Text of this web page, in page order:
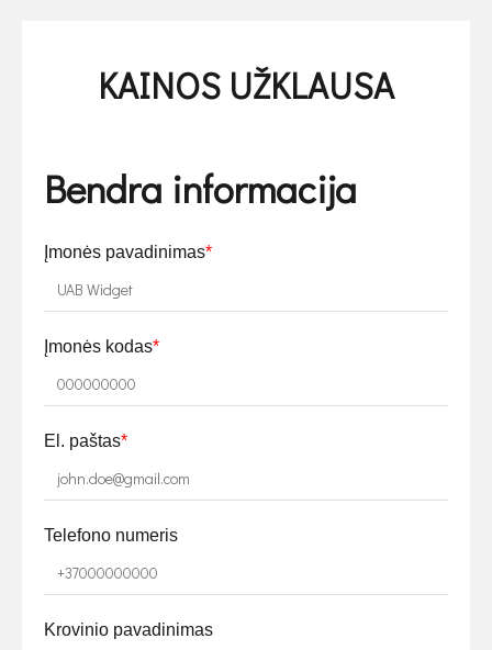
KAINOS UŽKLAUSA
Bendra informacija
Įmonės pavadinimas*
Įmonės kodas*
El. paštas*
Telefono numeris
Krovinio pavadinimas